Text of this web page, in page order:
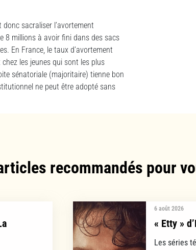
sacraliser l’avortement
8 millions à avoir fini dans des sacs
En France, le taux d’avortement
chez les jeunes qui sont les plus
sénatoriale (majoritaire) tienne bon
ne peut être adopté sans
recommandés pour
6 août 2026
« Etty »
Les séries